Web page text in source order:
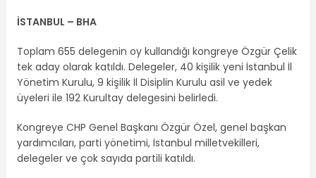
İSTANBUL – BHA
Toplam 655 delegenin oy kullandığı kongreye Özgür Çelik
tek aday olarak katıldı. Delegeler, 40 kişilik yeni İstanbul İl
Yönetim Kurulu, 9 kişilik İl Disiplin Kurulu asil ve yedek
üyeleri ile 192 Kurultay delegesini belirledi.
Kongreye CHP Genel Başkanı Özgür Özel, genel başkan
yardımcıları, parti yönetimi, İstanbul milletvekilleri,
delegeler ve çok sayıda partili katıldı.